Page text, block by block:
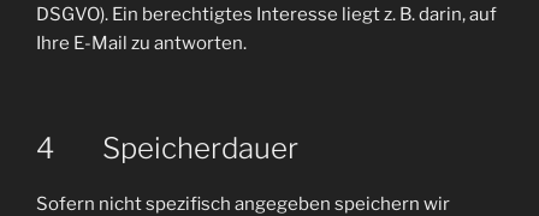
DSGVO). Ein berechtigtes Interesse liegt z. B. darin, auf
Ihre E-Mail zu antworten.
4 Speicherdauer
Sofern nicht spezifisch angegeben speichern wir